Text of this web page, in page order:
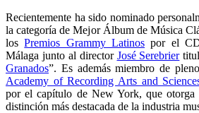
Recientemente ha sido nominado
la categoría de Mejor Álbum de Música
losPremios Grammy Latinos por el
Málaga junto al director José Serebrier
Granados”. Es además miembro de
Academy of Recording Arts and
por el capítulo de New York, que otorga
distinción más destacada de la industria